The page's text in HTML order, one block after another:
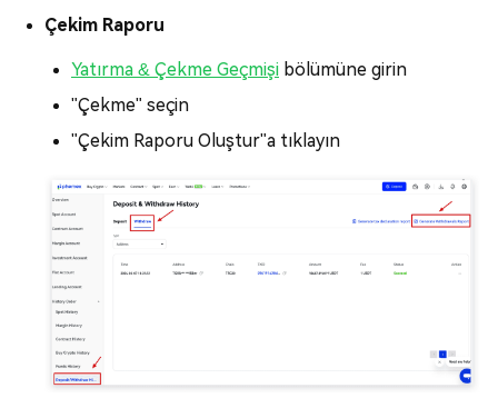
Çekim Raporu
Yatırma & Çekme Geçmişi bölümüne girin
"Çekme" seçin
"Çekim Raporu Oluştur"a tıklayın